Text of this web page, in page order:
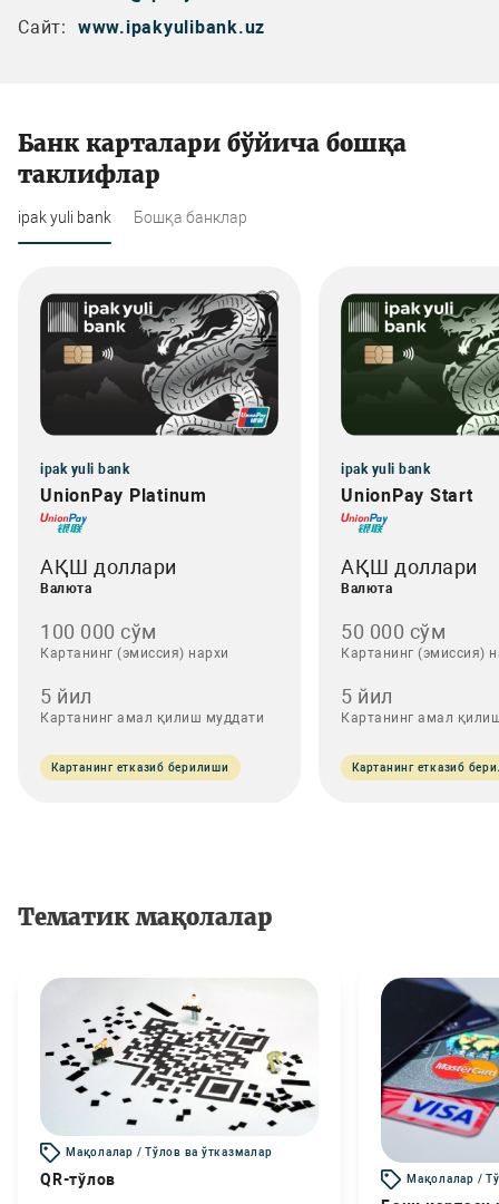
Сайт:
www.ipakyulibank.uz
Банк карталари бўйича бошқа
таклифлар
ipak yuli bank Бошқа банклар
ipak yuli bank
UnionPay Platinum
АҚШ доллари
Валюта
100 000 сўм
Картанинг (эмиссия) нархи
5 йил
Картанинг амал қилиш муддати
Картанинг етказиб берилиши
ipak yuli bank
UnionPay Start
АҚШ доллари
Валюта
50 000 сўм
Картанинг (эмиссия)
5 йил
Картанинг амал
Картанинг етказиб
Тематик мақолалар
Мақолалар / Тўлов ва ўтказмалар
QR-тўлов Мақолалар /